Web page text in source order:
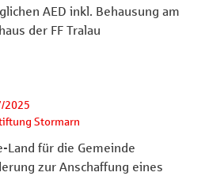
AED inkl. Behausung am
der FF Tralau
2025
Stormarn
Land für die Gemeinde
zur Anschaffung eines